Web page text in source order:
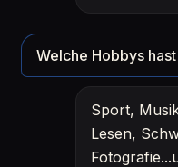
Welche Hobbys hast
Sport,
Lesen,